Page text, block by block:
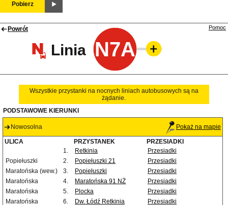
Pobierz
Powrót
Linia N7A
Pomoc
Wszystkie przystanki na nocnych liniach autobusowych są na
żądanie.
PODSTAWOWE KIERUNKI
Nowosolna Pokaż na mapie
ULICA PRZYSTANEK
PRZESIADKI
1.
Retkinia
Przesiadki
Popiełuszki
2. Popiełuszki 21
Przesiadki
Maratońska (wew.)
3. Popiełuszki
Przesiadki
Maratońska
4. Maratońska 91 NŻ
Przesiadki
Maratońska
5. Plocka
Przesiadki
Maratońska
6. Dw. Łódź Retkinia
Przesiadki